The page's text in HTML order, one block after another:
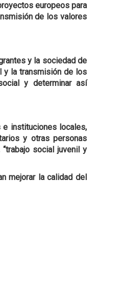
europeos para
de los valores
y la sociedad de
y la transmisión de los
y determinar así
e instituciones locales,
y otras personas
social juvenil y
mejorar la calidad del